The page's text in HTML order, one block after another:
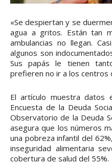
«Se despiertan y se
agua a gritos. Están tan
ambulancias no llegan.
algunos son
Sus papás le tienen
prefieren no ir a los centros
El artículo muestra datos
Encuesta de la Deuda
Observatorio de la Deuda
asegura que los números
una pobreza infantil del
inseguridad alimentaria
cobertura de salud del 55%.